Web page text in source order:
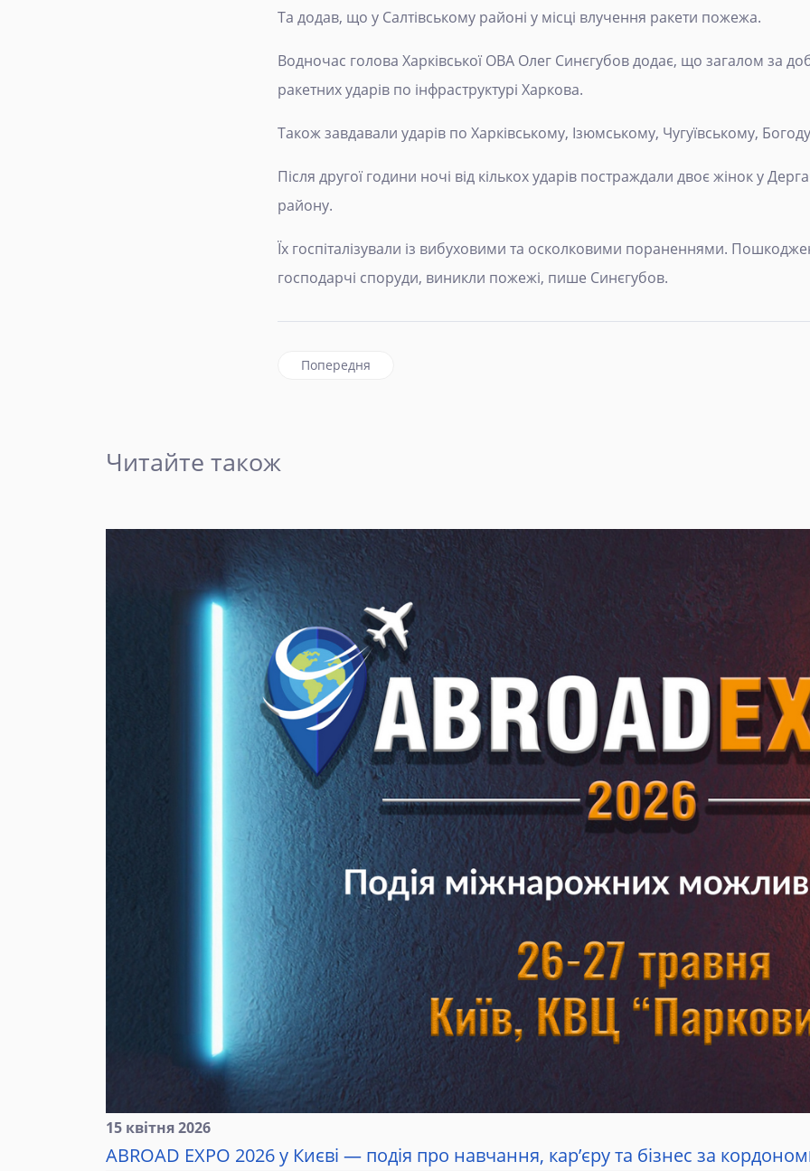
Та додав, що у Салтівському районі у місці влучення ракети пожежа.
Водночас голова Харківської ОВА Олег Синєгубов додає, що загалом за
ракетних ударів по інфраструктурі Харкова.
Також завдавали ударів по Харківському, Ізюмському, Чугуївському,
Після другої години ночі від кількох ударів постраждали двоє жінок у
району.
Їх госпіталізували із вибуховими та осколковими пораненнями.
господарчі споруди, виникли пожежі, пише Синєгубов.
Попередня стаття: Білорусь почала навчання зі "звільнення захоплених
Попередня
Читайте також
15 квітня 2026
ABROAD EXPO 2026 у Києві — подія про навчання, кар’єру та бізнес за кордоном